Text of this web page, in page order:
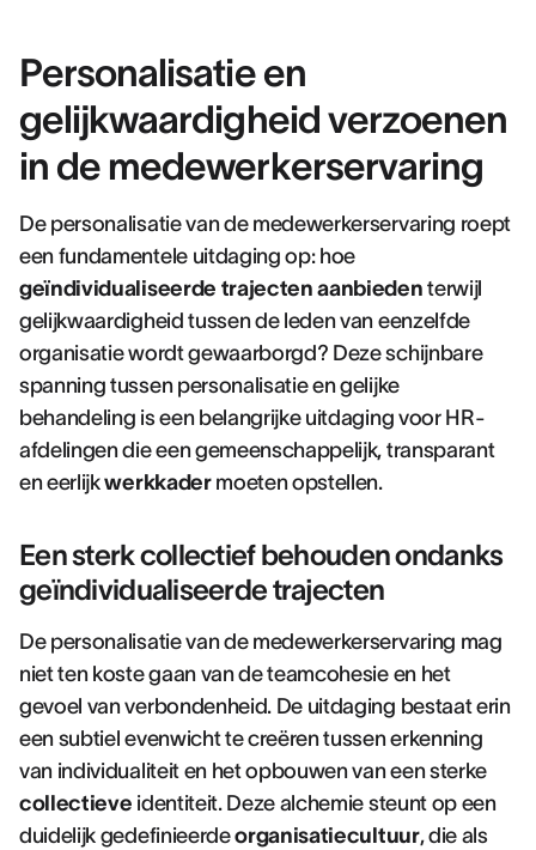
Personalisatie en
gelijkwaardigheid verzoenen
in de medewerkerservaring
De personalisatie van de medewerkerservaring roept
een fundamentele uitdaging op: hoe
geïndividualiseerde trajecten aanbieden terwijl
gelijkwaardigheid tussen de leden van eenzelfde
organisatie wordt gewaarborgd? Deze schijnbare
spanning tussen personalisatie en gelijke
behandeling is een belangrijke uitdaging voor HR-
afdelingen die een gemeenschappelijk, transparant
en eerlijkwerkkadermoeten opstellen.
Een sterk collectief behouden ondanks
geïndividualiseerde trajecten
De personalisatie van de medewerkerservaring mag
niet ten koste gaan van de teamcohesie en het
gevoel van verbondenheid. De uitdaging bestaat erin
een subtiel evenwicht te creëren tussen erkenning
van individualiteit en het opbouwen van een sterke
collectieve identiteit. Deze alchemie steunt op een
duidelijk gedefinieerdeorganisatiecultuur, die als